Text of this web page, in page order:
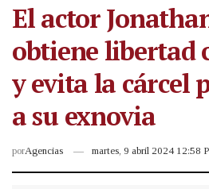
El actor
obtiene libertad
y evita la cárcel
a su exnovia
porAgencias martes, 9 abril 2024 12:58